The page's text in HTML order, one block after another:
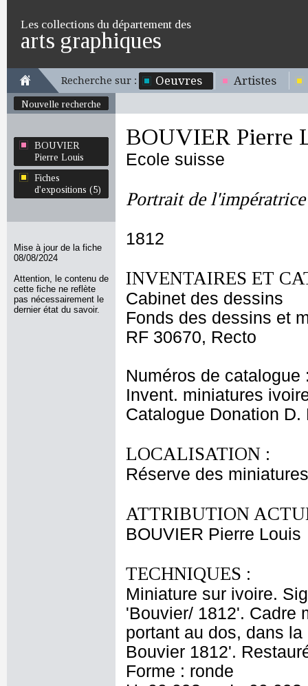
Les collections du département des
arts graphiques
Recherche sur : Oeuvres Artistes
Nouvelle recherche
BOUVIER
Pierre Louis
Fiches
d'expositions (5)
Mise à jour de la fiche
08/08/2024
Attention, le contenu de
cette fiche ne reflète
pas nécessairement le
dernier état du savoir.
BOUVIER Pierre
Ecole suisse
Portrait de
1812
INVENTAIRES ET
Cabinet des dessins
Fonds des dessins et
RF 30670, Recto
Numéros de catalogue
Invent. miniatures
Catalogue Donation
LOCALISATION :
Réserve des
ATTRIBUTION
BOUVIER Pierre Louis
TECHNIQUES :
Miniature sur ivoire.
'Bouvier/ 1812'. Cadre
portant au dos, dans
Bouvier 1812'.
Forme : ronde